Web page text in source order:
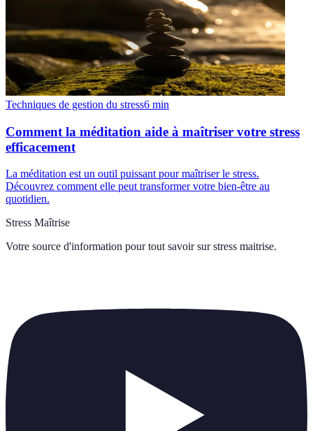
Techniques de gestion du stress6 min
Comment la méditation aide à maîtriser votre stress
efficacement
La méditation est un outil puissant pour maîtriser le stress.
Découvrez comment elle peut transformer votre bien-être au
quotidien.
Stress Maîtrise
Votre source d'information pour tout savoir sur stress maitrise.